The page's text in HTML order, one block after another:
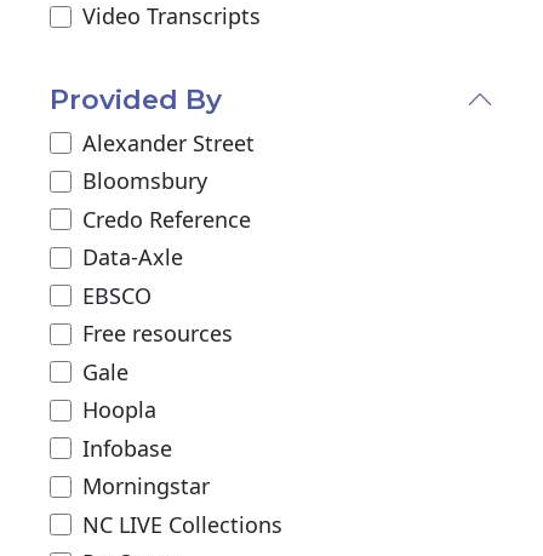
Video Transcripts
Provided By
Alexander Street
Bloomsbury
Credo Reference
Data-Axle
EBSCO
Free resources
Gale
Hoopla
Infobase
Morningstar
NC LIVE Collections